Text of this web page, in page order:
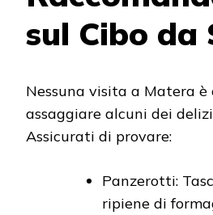
sul Cibo da
Nessuna visita a Matera è
assaggiare alcuni dei
Assicurati di provare:
Panzerotti:
ripiene di